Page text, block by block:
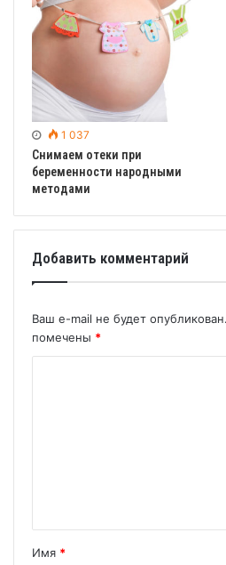
1 037
Снимаем отеки при
беременности народными
методами
Добавить комментарий
Ваш e-mail не будет опубликован.
помечены *
Имя *